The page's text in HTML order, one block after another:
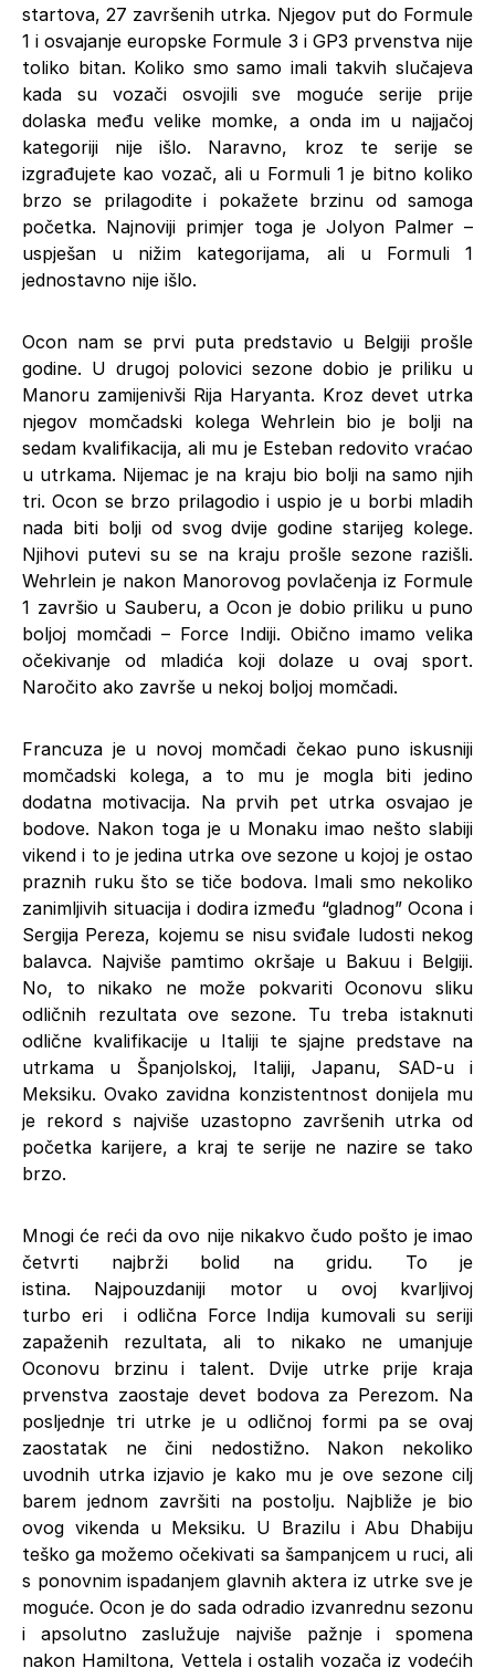
startova, 27 završenih utrka. Njegov put do Formule
1 i osvajanje europske Formule 3 i GP3 prvenstva nije
toliko bitan. Koliko smo samo imali takvih slučajeva
kada su vozači osvojili sve moguće serije prije
dolaska među velike momke, a onda im u najjačoj
kategoriji nije išlo. Naravno, kroz te serije se
izgrađujete kao vozač, ali u Formuli 1 je bitno koliko
brzo se prilagodite i pokažete brzinu od samoga
početka. Najnoviji primjer toga je Jolyon Palmer –
uspješan u nižim kategorijama, ali u Formuli 1
jednostavno nije išlo.
Ocon nam se prvi puta predstavio u Belgiji prošle
godine. U drugoj polovici sezone dobio je priliku u
Manoru zamijenivši Rija Haryanta. Kroz devet utrka
njegov momčadski kolega Wehrlein bio je bolji na
sedam kvalifikacija, ali mu je Esteban redovito vraćao
u utrkama. Nijemac je na kraju bio bolji na samo njih
tri. Ocon se brzo prilagodio i uspio je u borbi mladih
nada biti bolji od svog dvije godine starijeg kolege.
Njihovi putevi su se na kraju prošle sezone razišli.
Wehrlein je nakon Manorovog povlačenja iz Formule
1 završio u Sauberu, a Ocon je dobio priliku u puno
boljoj momčadi – Force Indiji. Obično imamo velika
očekivanje od mladića koji dolaze u ovaj sport.
Naročito ako završe u nekoj boljoj momčadi.
Francuza je u novoj momčadi čekao puno iskusniji
momčadski kolega, a to mu je mogla biti jedino
dodatna motivacija. Na prvih pet utrka osvajao je
bodove. Nakon toga je u Monaku imao nešto slabiji
vikend i to je jedina utrka ove sezone u kojoj je ostao
praznih ruku što se tiče bodova. Imali smo nekoliko
zanimljivih situacija i dodira između “gladnog” Ocona i
Sergija Pereza, kojemu se nisu sviđale ludosti nekog
balavca. Najviše pamtimo okršaje u Bakuu i Belgiji.
No, to nikako ne može pokvariti Oconovu sliku
odličnih rezultata ove sezone. Tu treba istaknuti
odlične kvalifikacije u Italiji te sjajne predstave na
utrkama u Španjolskoj, Italiji, Japanu, SAD-u i
Meksiku. Ovako zavidna konzistentnost donijela mu
je rekord s najviše uzastopno završenih utrka od
početka karijere, a kraj te serije ne nazire se tako
brzo.
Mnogi će reći da ovo nije nikakvo čudo pošto je imao
četvrti najbrži bolid na gridu. To je
istina. Najpouzdaniji motor u ovoj kvarljivoj
turbo eri i odlična Force Indija kumovali su seriji
zapaženih rezultata, ali to nikako ne umanjuje
Oconovu brzinu i talent. Dvije utrke prije kraja
prvenstva zaostaje devet bodova za Perezom. Na
posljednje tri utrke je u odličnoj formi pa se ovaj
zaostatak ne čini nedostižno. Nakon nekoliko
uvodnih utrka izjavio je kako mu je ove sezone cilj
barem jednom završiti na postolju. Najbliže je bio
ovog vikenda u Meksiku. U Brazilu i Abu Dhabiju
teško ga možemo očekivati sa šampanjcem u ruci, ali
s ponovnim ispadanjem glavnih aktera iz utrke sve je
moguće. Ocon je do sada odradio izvanrednu sezonu
i apsolutno zaslužuje najviše pažnje i spomena
nakon Hamiltona, Vettela i ostalih vozača iz vodećih